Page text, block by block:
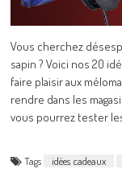
Vous cherchez
sapin ? Voici nos 20
faire plaisir aux
rendre dans les
vous pourrez tester
Tags idées cadeaux